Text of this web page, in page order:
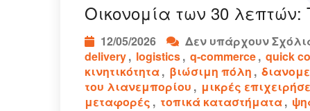
Οικονομία των 30
12/05/2026 Δεν υπάρχουν
delivery, logistics, q-commerce, quick
κινητικότητα, βιώσιμη πόλη ,
του λιανεμπορίου , μικρές
μεταφορές , τοπικά καταστήματα,